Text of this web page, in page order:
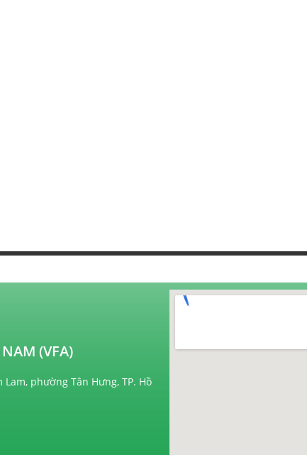
(VFA)
phường Tân Hưng, TP. Hồ